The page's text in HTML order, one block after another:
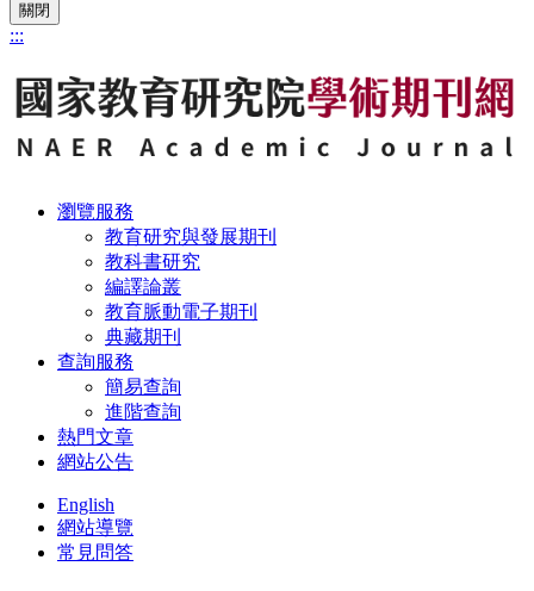
關閉
:::
瀏覽服務
教育研究與發展期刊
教科書研究
編譯論叢
教育脈動電子期刊
典藏期刊
查詢服務
簡易查詢
進階查詢
熱門文章
網站公告
English
網站導覽
常見問答